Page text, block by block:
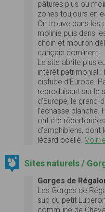
pâtures plus ou
zones toujours en
On trouve dans les
molinie puis dans
choin et mouron
cariçaie dominent.
Le site abrite
intérêt patrimonial :
cistude d’Europe.
reproduisant sur le
d’Europe, le grand-
l’échasse blanche.
ont été
d’amphibiens,
lézard ocellé. Voir
Sites naturels /
Gorges de
Les Gorges de
sud du petit
commune de